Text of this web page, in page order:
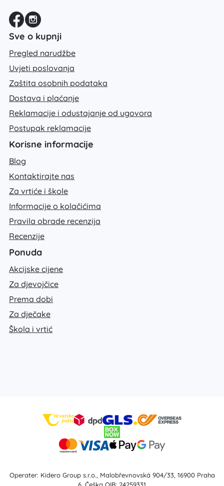
Sve o kupnji
Pregled narudžbe
Uvjeti poslovanja
Zaštita osobnih podataka
Dostava i plaćanje
Reklamacije i odustajanje od ugovora
Postupak reklamacije
Korisne informacije
Blog
Kontaktirajte nas
Za vrtiće i škole
Informacije o kolačićima
Pravila obrade recenzija
Recenzije
Ponuda
Akcijske cijene
Za djevojčice
Prema dobi
Za dječake
Škola i vrtić
Operater: Kidero Group s.r.o., Malobřevnovská 904/33, 16900 Praha
6, Češka OIB: 24259331